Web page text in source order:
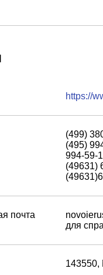
https://
(499)
(495)
994-59-
(49631)
почта
для
143550,